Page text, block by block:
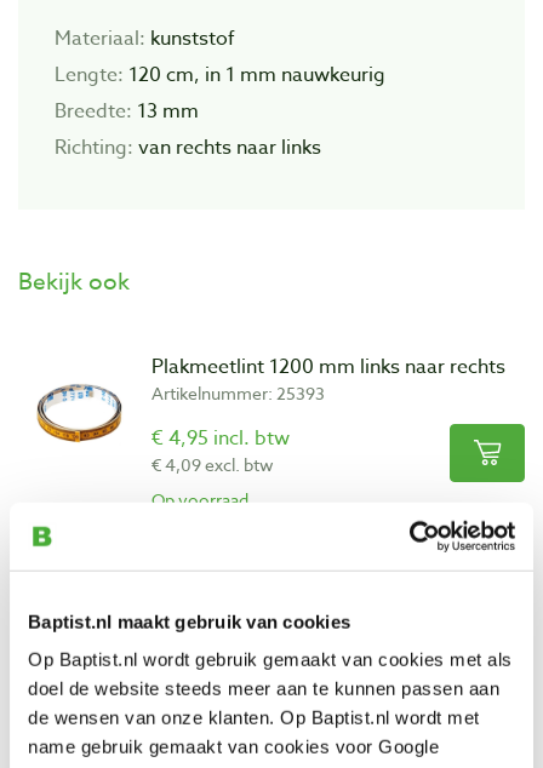
Baptist.nl maakt gebruik van cookies
Op Baptist.nl wordt gebruik gemaakt van cookies met als
doel de website steeds meer aan te kunnen passen aan
de wensen van onze klanten. Op Baptist.nl wordt met
name gebruik gemaakt van cookies voor Google
Materiaal: kunststof
Lengte: 120 cm, in 1 mm nauwkeurig
Breedte: 13 mm
Richting: van rechts naar links
Bekijk ook
Plakmeetlint 1200 mm links naar rechts
Artikelnummer: 25393
€ 4,95 incl. btw
€ 4,09 excl. btw
Op voorraad
Kreg plakmeetlint 3500 mm links naar
rechts
Artikelnummer: 31619
€ 18,35 incl. btw
€ 15,17 excl. btw